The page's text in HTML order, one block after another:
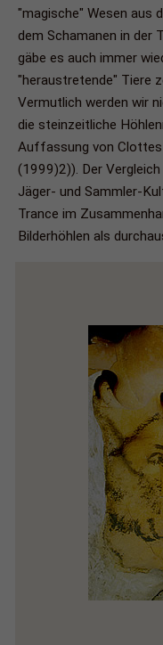
"magische" Wesen aus
dem Schamanen in der
gäbe es auch immer
"heraustretende" Tiere
Vermutlich werden wir
die steinzeitliche
Auffassung von Clottes
(1999)2)). Der
Jäger- und Sammler-
Trance im
Bilderhöhlen als